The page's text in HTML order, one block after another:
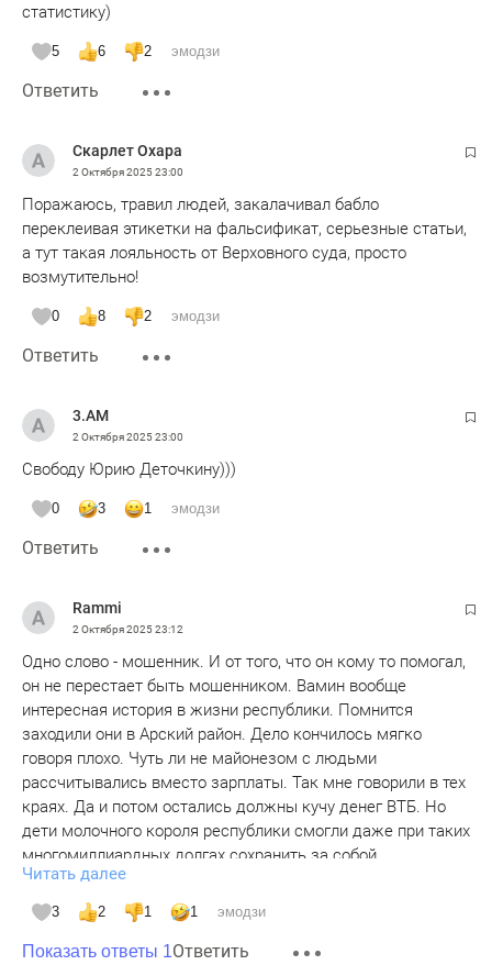
статистику)
5 6 2 эмодзи
Ответить
Скарлет Охара
2 Октября 202523:00
Поражаюсь, травил людей, закалачивал бабло
переклеивая этикетки на фальсификат, серьезные статьи,
а тут такая лояльность от Верховного суда, просто
возмутительно!
0 8 2 эмодзи
Ответить
3.AM
2 Октября 202523:00
Свободу Юрию Деточкину)))
0 3 1 эмодзи
Ответить
Rammi
2 Октября 202523:12
Одно слово - мошенник. И от того, что он кому то помогал,
он не перестает быть мошенником. Вамин вообще
интересная история в жизни республики. Помнится
заходили они в Арский район. Дело кончилось мягко
говоря плохо. Чуть ли не майонезом с людьми
рассчитывались вместо зарплаты. Так мне говорили в тех
краях. Да и потом остались должны кучу денег ВТБ. Но
дети молочного короля республики смогли даже при таких
многомиллиардных долгах сохранить за собой
существенную часть молочной империи, куда в свое
время загнали чуть ли не все молочные предприятия
республики. Так что лично я буду сильно удивлен, если
племянник получит реальный срок наказания.
Читать далее
3 2 1 1 эмодзи
Показать ответы 1Ответить